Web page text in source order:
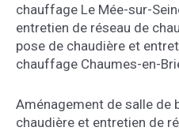
chauffage Le Mée-sur-
entretien de réseau de
pose de chaudière et
chauffage Chaumes-en-
Aménagement de salle de
chaudière et entretien de